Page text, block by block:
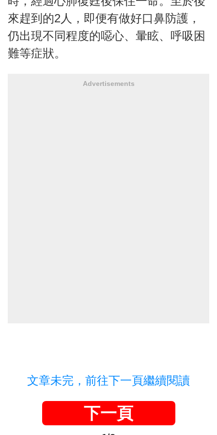
來趕到的2人，即便有做好口鼻防護，
仍出現不同程度的噁心、暈眩、呼吸困
難等症狀。
Advertisements
文章未完，前往下一頁繼續閱讀
下一頁